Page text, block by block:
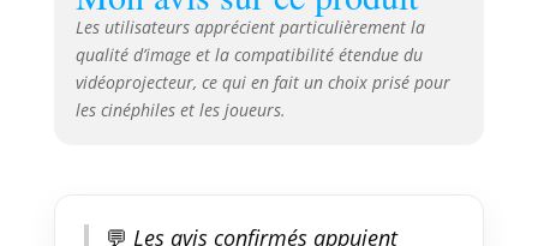
Les utilisateurs apprécient particulièrement la
qualité d’image et la compatibilité étendue du
vidéoprojecteur, ce qui en fait un choix prisé pour
les cinéphiles et les joueurs.
💬 Les avis confirmés appuient